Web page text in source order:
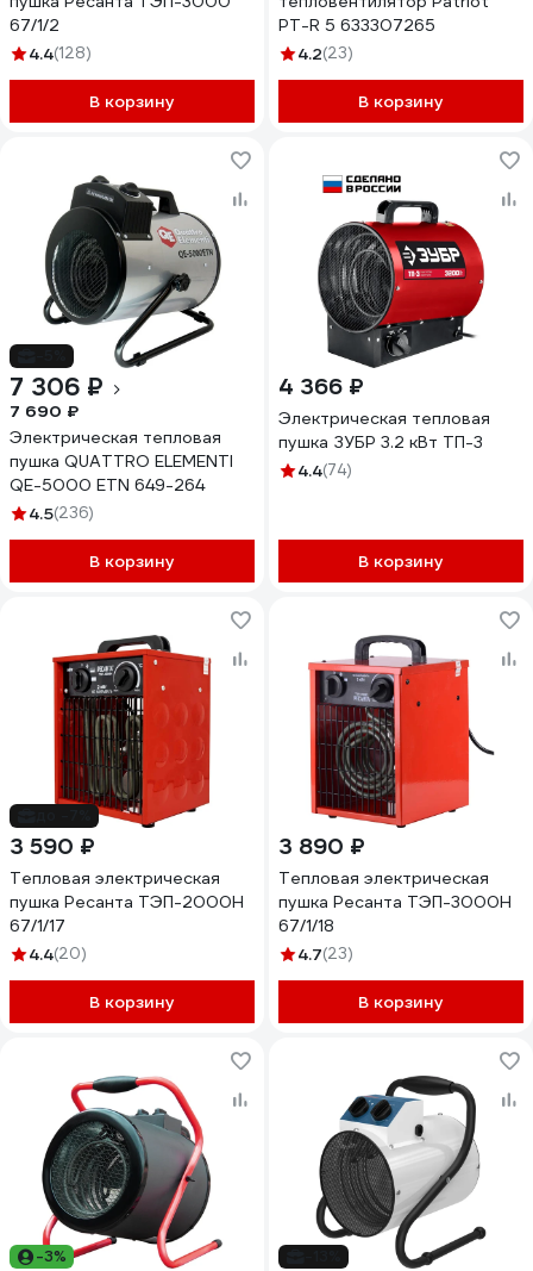
67/1/2
4.4(128)
В корзину
PT-R 5 633307265
4.2(23)
В корзину
7 306 ₽
7 690 ₽
Электрическая тепловая
пушка QUATTRO ELEMENTI
QE-5000 ETN 649-264
4.5(236)
В корзину
4 366 ₽
Электрическая тепловая
пушка ЗУБР 3.2 кВт ТП-3
4.4(74)
В корзину
3 590 ₽
Тепловая электрическая
пушка Ресанта ТЭП-2000Н
67/1/17
4.4(20)
В корзину
3 890 ₽
Тепловая электрическая
пушка Ресанта ТЭП-3000Н
67/1/18
4.7(23)
В корзину
-3%